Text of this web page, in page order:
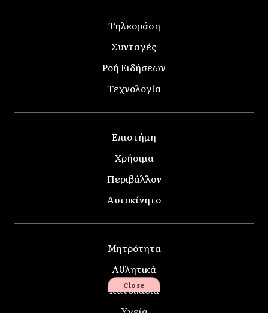
Τηλεοράση
Συνταγές
Ροή Ειδήσεων
Τεχνολογία
Επιστήμη
Χρήσιμα
Περιβάλλον
Αυτοκίνητο
Μητρότητα
Αθλητικά
Κατοικίδια
Close